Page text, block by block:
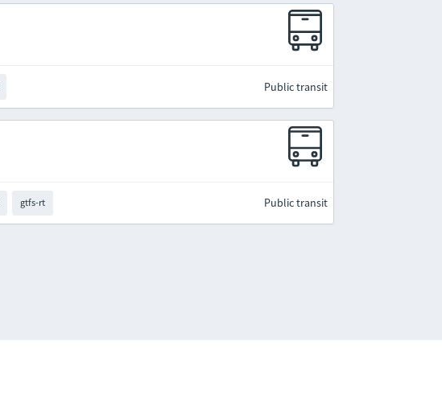
Public transit
gtfs-rt Public transit